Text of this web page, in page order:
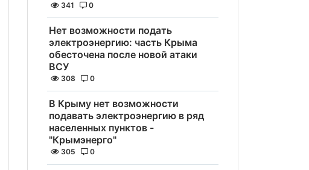
341 0
Нет возможности подать
электроэнергию: часть Крыма
обесточена после новой атаки
ВСУ
308 0
В Крыму нет возможности
подавать электроэнергию в ряд
населенных пунктов -
"Крымэнерго"
305 0